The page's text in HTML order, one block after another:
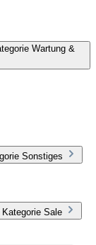
Wartung &
Sonstiges
Sale